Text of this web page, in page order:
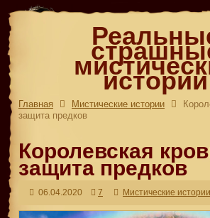
истории
Главная Мистические истории
защита предков
Королевская
защита предков
06.04.2020 7 Мистические истории